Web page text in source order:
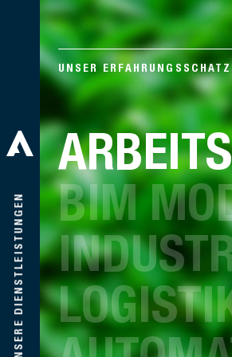
UNSERE DIENSTLEISTUNGEN
UNSER ERFAHRUNGSSCHATZ
BIM